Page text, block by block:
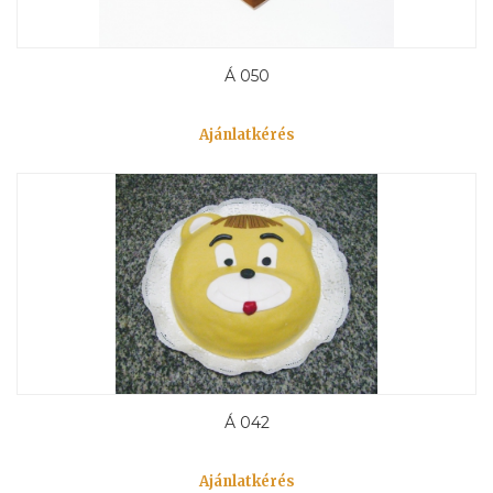
Á 050
Ajánlatkérés
Á 042
Ajánlatkérés